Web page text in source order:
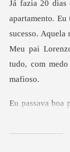
Loja
sucesso. Aquela
Meu pai